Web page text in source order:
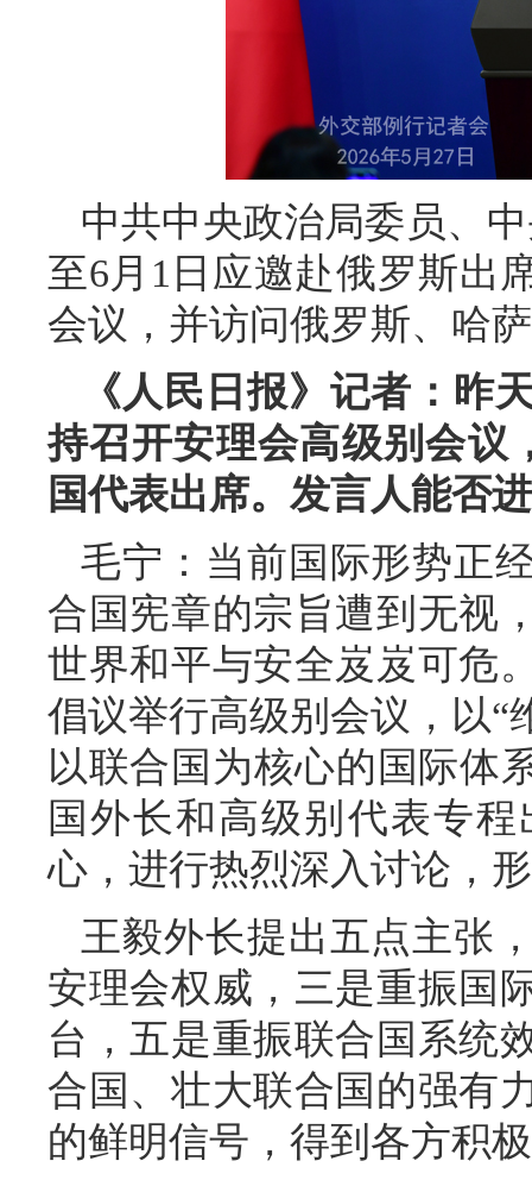
中共中央政治局委员、
至6月1日应邀赴俄罗斯出
会议，并访问俄罗斯、哈
《人民日报》记者：昨
持召开安理会高级别会议
国代表出席。发言人能否
毛宁：当前国际形势正
合国宪章的宗旨遭到无视
世界和平与安全岌岌可危
倡议举行高级别会议，以“
以联合国为核心的国际体
国外长和高级别代表专
心，进行热烈深入讨论，
王毅外长提出五点主张
安理会权威，三是重振国
台，五是重振联合国系统
合国、壮大联合国的强有
的鲜明信号，得到各方积